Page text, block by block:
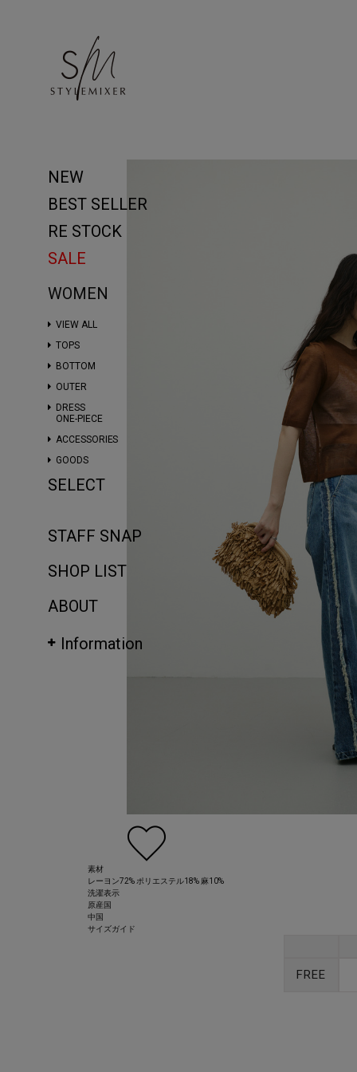
NEW
BEST SELLER
RE STOCK
SALE
WOMEN
VIEW ALL
TOPS
BOTTOM
OUTER
DRESS
ONE-PIECE
ACCESSORIES
GOODS
SELECT
STAFF SNAP
SHOP LIST
ABOUT
Information
素材
レーヨン72% ポリエステル18% 麻10%
洗濯表示
原産国
中国
サイズガイド
FREE